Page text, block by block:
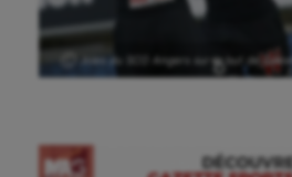
Ⓒ Joies du SCO Angers sur le but de Crivelli